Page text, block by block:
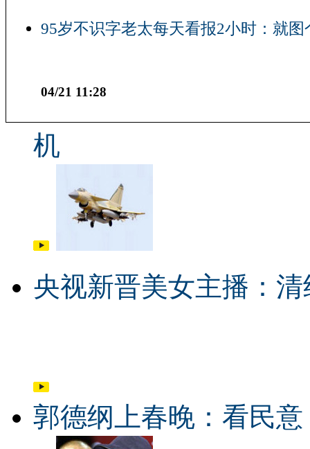
95岁不识字老太每天看报2小时：就图
04/21 11:28
机
央视新晋美女主播：清
郭德纲上春晚：看民意